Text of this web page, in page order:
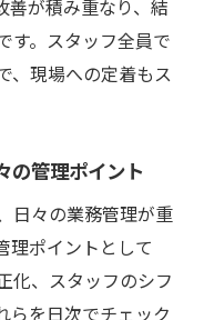
善が積み重なり、結
す。スタッフ全員で
、現場への定着もス
の管理ポイント
日々の業務管理が重
理ポイントとして
化、スタッフのシフ
らを日次でチェック